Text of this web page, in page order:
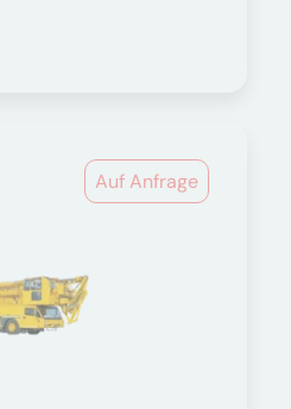
Auf Anfrage